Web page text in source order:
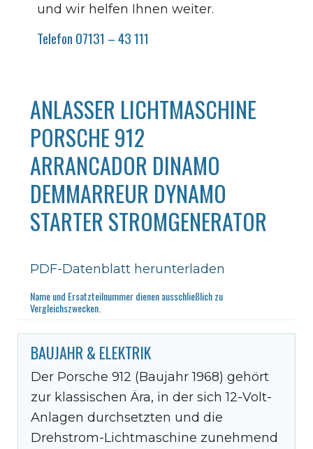
und wir helfen Ihnen weiter.
Telefon 07131 – 43 111
ANLASSER LICHTMASCHINE
PORSCHE 912
ARRANCADOR DINAMO
DEMMARREUR DYNAMO
STARTER STROMGENERATOR
PDF-Datenblatt herunterladen
Name und Ersatzteilnummer dienen ausschließlich zu
Vergleichszwecken.
BAUJAHR & ELEKTRIK
Der Porsche 912 (Baujahr 1968) gehört
zur klassischen Ära, in der sich 12-Volt-
Anlagen durchsetzten und die
Drehstrom-Lichtmaschine zunehmend